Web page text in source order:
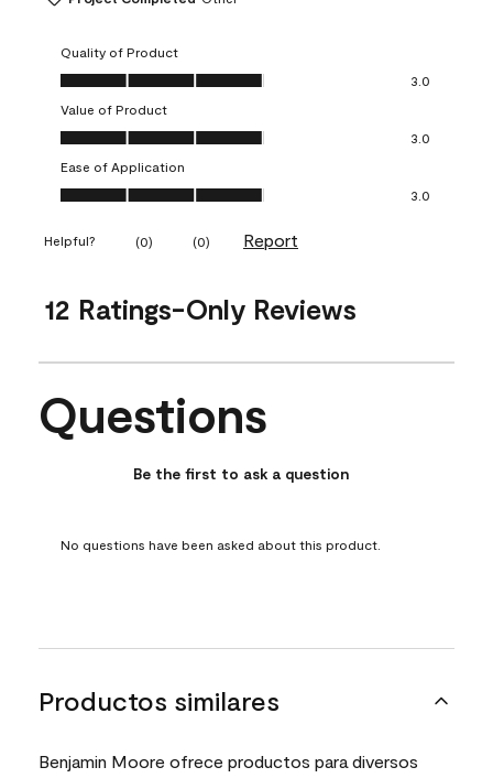
Quality of Product
Quality of Product, 3.0 out of 5
3.0
Value of Product
Value of Product, 3.0 out of 5
3.0
Ease of Application
Ease of Application, 3.0 out of 5
3.0
Helpful? (0) (0) Report
12 Ratings-Only Reviews
No questions have been asked about this product.
Questions
Be the first to ask a question
No questions have been asked about this product.
Productos similares
Benjamin Moore ofrece productos para diversos